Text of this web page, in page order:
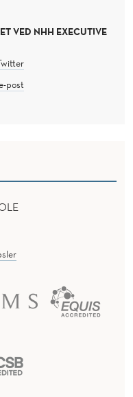
VED NHH EXECUTIVE
post